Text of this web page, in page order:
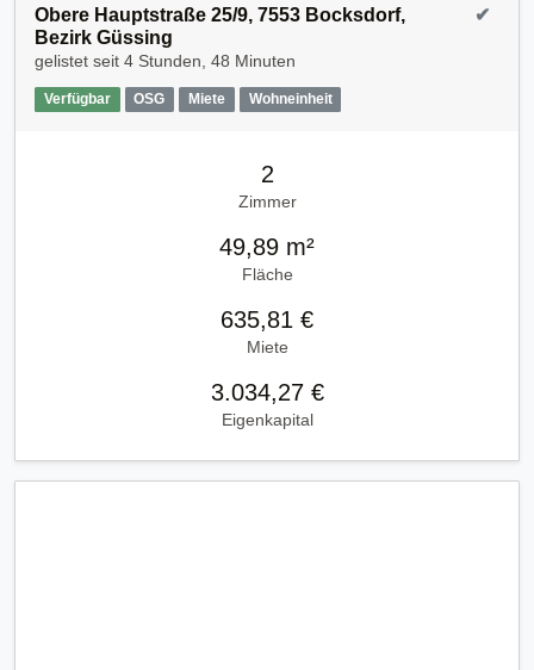
Obere Hauptstraße 25/9, 7553 Bocksdorf,
Bezirk Güssing
gelistet seit 4 Stunden, 48 Minuten
Verfügbar OSG Miete Wohneinheit
✔
2
Zimmer
49,89 m²
Fläche
635,81 €
Miete
3.034,27 €
Eigenkapital